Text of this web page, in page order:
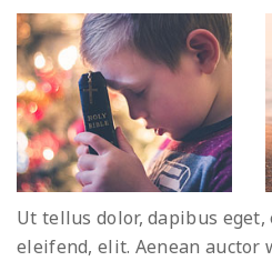
Ut tellus dolor, dapibus
eleifend, elit. Aenean auctor